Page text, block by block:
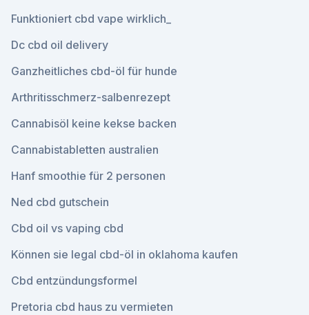
Funktioniert cbd vape wirklich_
Dc cbd oil delivery
Ganzheitliches cbd-öl für hunde
Arthritisschmerz-salbenrezept
Cannabisöl keine kekse backen
Cannabistabletten australien
Hanf smoothie für 2 personen
Ned cbd gutschein
Cbd oil vs vaping cbd
Können sie legal cbd-öl in oklahoma kaufen
Cbd entzündungsformel
Pretoria cbd haus zu vermieten